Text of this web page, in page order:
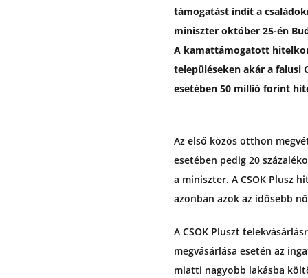
támogatást indít a
miniszter október 25-én
A kamattámogatott
településeken akár a falusi
esetében 50 millió forint
Az első közös otthon
esetében pedig 20
a miniszter. A CSOK Plusz
azonban azok az idősebb
A CSOK Pluszt
megvásárlása esetén az
miatti nagyobb lakásba